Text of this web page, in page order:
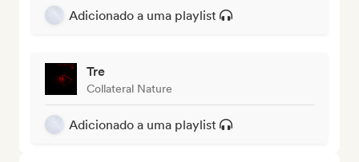
Adicionado a uma playlist
Tre
Collateral Nature
Adicionado a uma playlist